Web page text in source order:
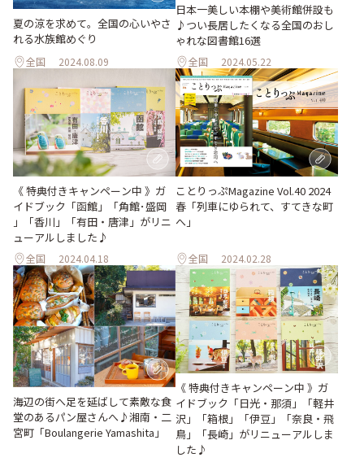
夏の涼を求めて。全国の心いやさ
れる水族館めぐり
全国 2024.08.09
日本一美しい本棚や美術館併設も
♪つい長居したくなる全国のおし
ゃれな図書館16選
全国 2024.05.22
《 特典付きキャンペーン中 》ガ
イドブック「函館」「角館･盛岡
」「香川」「有田・唐津」がリニ
ューアルしました♪
全国 2024.04.18
ことりっぷMagazine Vol.40 2024
春「列車にゆられて、すてきな町
へ」
全国 2024.02.28
海辺の街へ足を延ばして素敵な食
堂のあるパン屋さんへ♪湘南・二
宮町「Boulangerie Yamashita」
《 特典付きキャンペーン中 》ガ
イドブック「日光・那須」「軽井
沢」「箱根」「伊豆」「奈良・飛
鳥」「長崎」がリニューアルしま
した♪